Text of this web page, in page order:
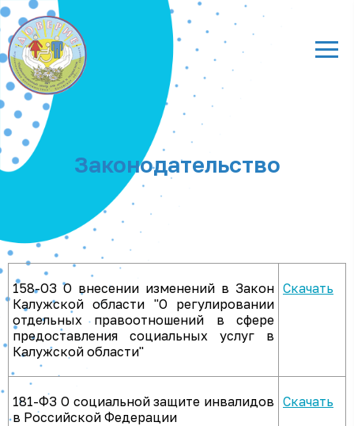
Законодательство
158-ОЗ О внесении изменений в Закон
Калужской области "О регулировании
отдельных правоотношений в сфере
предоставления социальных услуг в
Калужской области"
Скачать
181-ФЗ О социальной защите инвалидов
в Российской Федерации
Скачать